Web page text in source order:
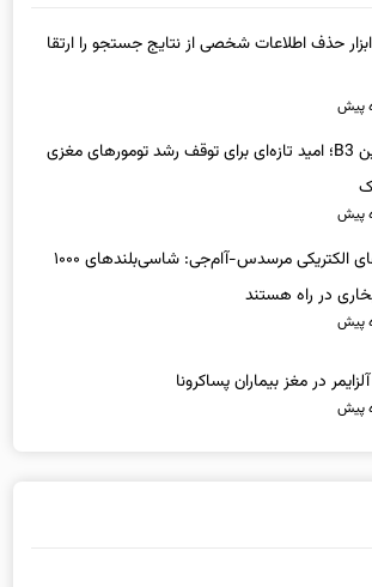
حذف اطلاعات شخصی از نتایج جستجو را ارتقا
ویتامین B3؛ امید تازه‌ای برای توقف رشد تومورهای مغزی
جت‌های الکتریکی مرسدس-آام‌جی: شاسی‌بلندهای ۱۰۰۰
در راه هستند
در مغز بیماران پساکرونا